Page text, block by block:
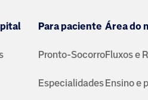
Para paciente
Pronto-Socorro
Especialidades
Área do
Fluxos e
Ensino e